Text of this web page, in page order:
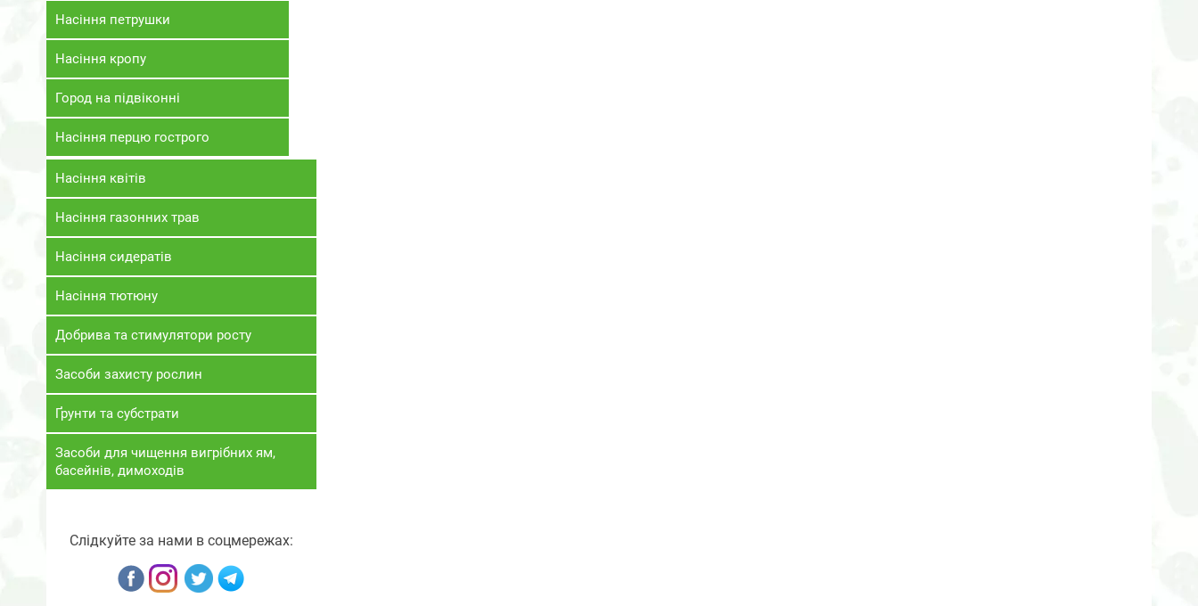
Насіння петрушки
Насіння кропу
Город на підвіконні
Насіння перцю гострого
Насіння квітів
Насіння газонних трав
Насіння сидератів
Насіння тютюну
Добрива та стимулятори росту
Засоби захисту рослин
Ґрунти та субстрати
Засоби для чищення вигрібних ям,
басейнів, димоходів
Слідкуйте за нами в соцмережах: